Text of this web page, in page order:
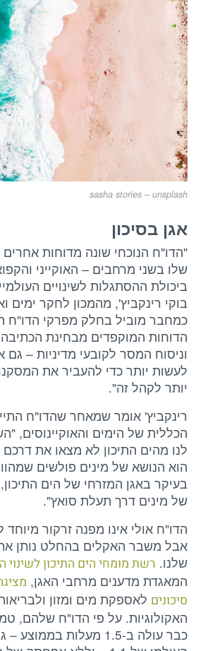
sasha stories – unsplash
אגן בסיכון
"הדו"ח הנוכחי שונה מדוחות
שלו בשני מרחבים – האוקייני
ביכולת ההסתגלות לשינויים
בוקי רינקביץ', מהמכון לחקר ימים
כמחבר מוביל בחלק מפרקי הדו"ח
הדוחות המוקפדים מבחינת
וניסוח המסר לקובעי מדיניות –
לעשות יותר כדי להעביר את
יותר לקהל זה".
רינקביץ' אומר שמאחר שהדו"ח
הכללית של הימים והאוקיינוסים,
לנו מהים התיכון לא מצאו את
הוא הנושא של מינים פולשים
בעיקר באגן המזרחי של הים
של מינים דרך תעלת סואץ".
הדו"ח אולי אינו מפנה זרקור מיוחד
אבל משבר האקלים בהחלט נותן את
שלנו. רשת מומחי הים התיכון לשינוי
המאגדת מדענים מרחבי האגן,
סיכונים לאספקת מים ומזון
האקולוגיות. על פי הדו"ח שלהם,
כבר עולה ב-1.5 מעלות